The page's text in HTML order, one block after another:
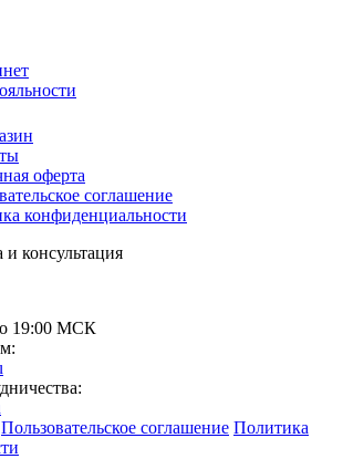
оферта
соглашение
конфиденциальности
консультация
19:00 МСК
Пользовательское соглашение Политика